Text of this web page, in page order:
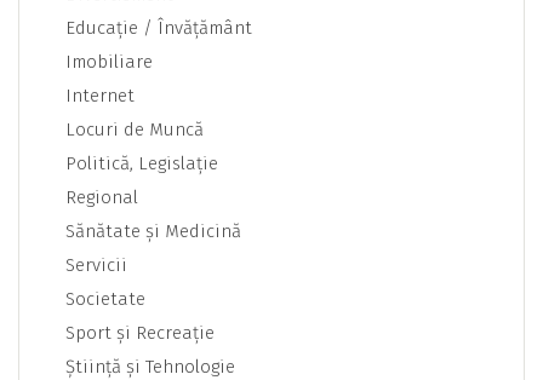
Educaţie / Învăţământ
Imobiliare
Internet
Locuri de Muncă
Politică, Legislaţie
Regional
Sănătate şi Medicină
Servicii
Societate
Sport şi Recreaţie
Ştiinţă şi Tehnologie